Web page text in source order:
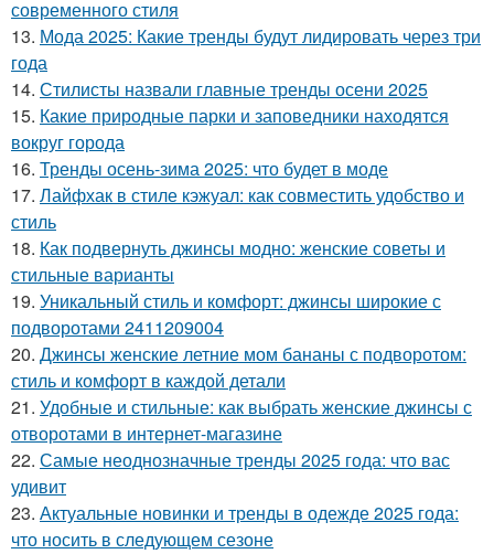
современного стиля
13. Мода 2025: Какие тренды будут лидировать через три
года
14. Стилисты назвали главные тренды осени 2025
15. Какие природные парки и заповедники находятся
вокруг города
16. Тренды осень-зима 2025: что будет в моде
17. Лайфхак в стиле кэжуал: как совместить удобство и
стиль
18. Как подвернуть джинсы модно: женские советы и
стильные варианты
19. Уникальный стиль и комфорт: джинсы широкие с
подворотами 2411209004
20. Джинсы женские летние мом бананы с подворотом:
стиль и комфорт в каждой детали
21. Удобные и стильные: как выбрать женские джинсы с
отворотами в интернет-магазине
22. Самые неоднозначные тренды 2025 года: что вас
удивит
23. Актуальные новинки и тренды в одежде 2025 года:
что носить в следующем сезоне